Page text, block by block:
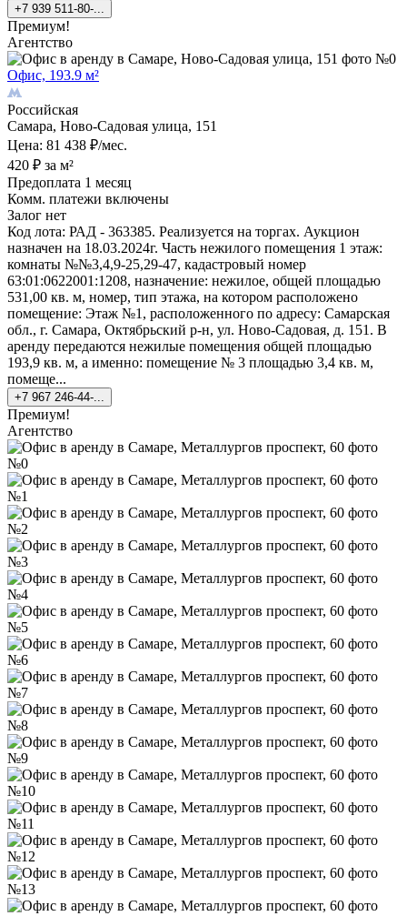
+7 939 511-80-...
Премиум!
Агентство
Офис, 193.9 м²
Российская
Самара, Ново-Садовая улица, 151
Цена: 81 438 ₽/мес.
420 ₽ за м²
Предоплата 1 месяц
Комм. платежи включены
Залог нет
Код лота: РАД - 363385. Реализуется на торгах. Аукцион
назначен на 18.03.2024г. Часть нежилого помещения 1 этаж:
комнаты №№3,4,9-25,29-47, кадастровый номер
63:01:0622001:1208, назначение: нежилое, общей площадью
531,00 кв. м, номер, тип этажа, на котором расположено
помещение: Этаж №1, расположенного по адресу: Самарская
обл., г. Самара, Октябрьский р-н, ул. Ново-Садовая, д. 151. В
аренду передаются нежилые помещения общей площадью
193,9 кв. м, а именно: помещение № 3 площадью 3,4 кв. м,
помеще...
+7 967 246-44-...
Премиум!
Агентство